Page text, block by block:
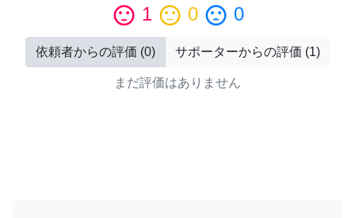
sentiment_satisfied 1 sentiment_neutral 0 sentiment_dissatisfied 0
依頼者からの評価 (0) サポーターからの評価 (1)
まだ評価はありません